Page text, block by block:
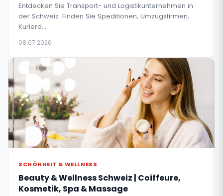
Entdecken Sie Transport- und Logistikunternehmen in
der Schweiz. Finden Sie Speditionen, Umzugsfirmen,
Kurierd…
08.07.2026
SCHÖNHEIT & WELLNESS
Beauty & Wellness Schweiz | Coiffeure,
Kosmetik, Spa & Massage